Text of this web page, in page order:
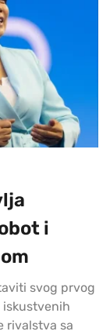
i
svog prvog
iskustvenih
rivalstva sa